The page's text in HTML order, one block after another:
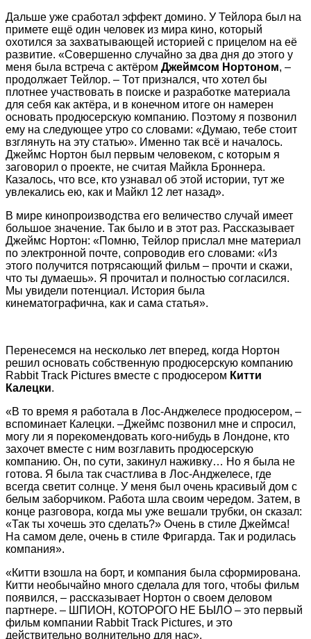
Дальше уже сработал эффект домино. У Тейлора был на
примете ещё один человек из мира кино, который
охотился за захватывающей историей с прицелом на её
развитие. «Совершенно случайно за два дня до этого у
меня была встреча с актёром Джеймсом Нортоном, –
продолжает Тейлор. – Тот признался, что хотел бы
плотнее участвовать в поиске и разработке материала
для себя как актёра, и в конечном итоге он намерен
основать продюсерскую компанию. Поэтому я позвонил
ему на следующее утро со словами: «Думаю, тебе стоит
взглянуть на эту статью». Именно так всё и началось.
Джеймс Нортон был первым человеком, с которым я
заговорил о проекте, не считая Майкла Броннера.
Казалось, что все, кто узнавал об этой истории, тут же
увлекались ею, как и Майкл 12 лет назад».
В мире кинопроизводства его величество случай имеет
большое значение. Так было и в этот раз. Рассказывает
Джеймс Нортон: «Помню, Тейлор прислал мне материал
по электронной почте, сопроводив его словами: «Из
этого получится потрясающий фильм – прочти и скажи,
что ты думаешь». Я прочитал и полностью согласился.
Мы увидели потенциал. История была
кинематографична, как и сама статья».
Перенесемся на несколько лет вперед, когда Нортон
решил основать собственную продюсерскую компанию
Rabbit Track Pictures вместе с продюсером Китти
Калецки.
«В то время я работала в Лос-Анджелесе продюсером, –
вспоминает Калецки. –Джеймс позвонил мне и спросил,
могу ли я порекомендовать кого-нибудь в Лондоне, кто
захочет вместе с ним возглавить продюсерскую
компанию. Он, по сути, закинул наживку… Но я была не
готова. Я была так счастлива в Лос-Анджелесе, где
всегда светит солнце. У меня был очень красивый дом с
белым заборчиком. Работа шла своим чередом. Затем, в
конце разговора, когда мы уже вешали трубки, он сказал:
«Так ты хочешь это сделать?» Очень в стиле Джеймса!
На самом деле, очень в стиле Фригарда. Так и родилась
компания».
«Китти взошла на борт, и компания была сформирована.
Китти необычайно много сделала для того, чтобы фильм
появился, – рассказывает Нортон о своем деловом
партнере. – ШПИОН, КОТОРОГО НЕ БЫЛО – это первый
фильм компании Rabbit Track Pictures, и это
действительно волнительно для нас».